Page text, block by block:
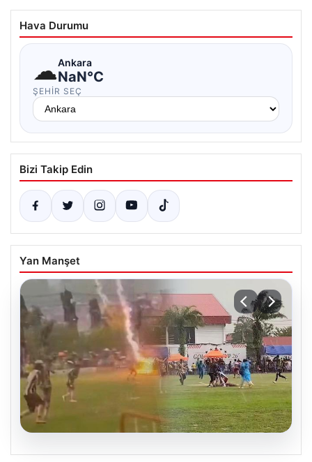
Hava Durumu
☁Ankara
NaN°C
ŞEHIR SEÇ
Bizi Takip Edin
Yan Manşet